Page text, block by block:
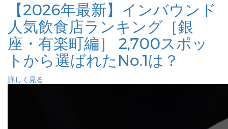
【2026年最新】インバウンド
人気飲食店ランキング［銀
座・有楽町編］ 2,700スポッ
トから選ばれたNo.1は？
詳しく見る